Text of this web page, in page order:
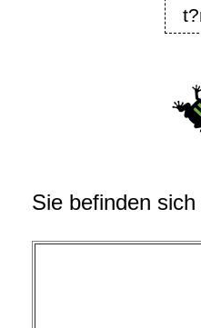
Sie befinden